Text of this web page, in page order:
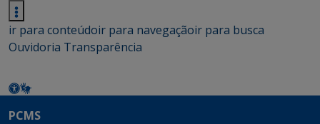
ir para conteúdoir para navegaçãoir para busca
Ouvidoria Transparência
PCMS